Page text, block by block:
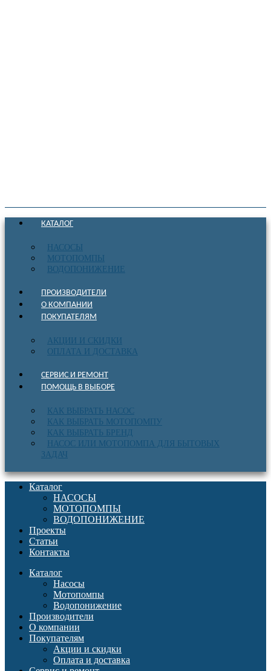
КАТАЛОГ
НАСОСЫ
МОТОПОМПЫ
ВОДОПОНИЖЕНИЕ
ПРОИЗВОДИТЕЛИ
О КОМПАНИИ
ПОКУПАТЕЛЯМ
АКЦИИ И СКИДКИ
ОПЛАТА И ДОСТАВКА
СЕРВИС И РЕМОНТ
ПОМОЩЬ В ВЫБОРЕ
КАК ВЫБРАТЬ НАСОС
КАК ВЫБРАТЬ МОТОПОМПУ
КАК ВЫБРАТЬ БРЕНД
НАСОС ИЛИ МОТОПОМПА ДЛЯ БЫТОВЫХ
ЗАДАЧ
Каталог
НАСОСЫ
МОТОПОМПЫ
ВОДОПОНИЖЕНИЕ
Проекты
Статьи
Контакты
Каталог
Насосы
Мотопомпы
Водопонижение
Производители
О компании
Покупателям
Акции и скидки
Оплата и доставка